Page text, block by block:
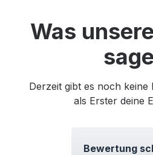
Was
Derzeit gibt es noch keine
als Erster deine
Bewertung